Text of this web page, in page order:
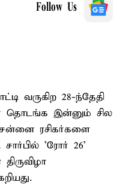
Follow Us
வருகிற 28-ந்தேதி
தொடங்க இன்னும் சில
ரசிகர்களை
சார்பில் 'ரோர் 26'